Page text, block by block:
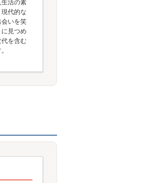
代的な
いを笑
見つめ
を含む